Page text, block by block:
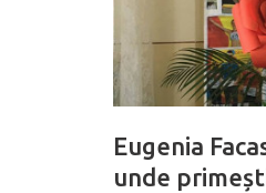
Eugenia
unde